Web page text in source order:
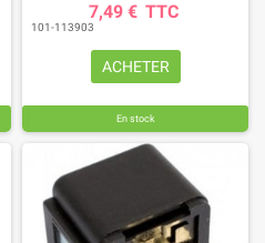
7,49 € TTC
101-113903
ACHETER
En stock